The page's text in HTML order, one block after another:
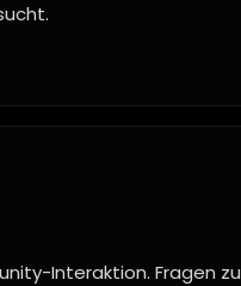
Interaktion. Fragen zu